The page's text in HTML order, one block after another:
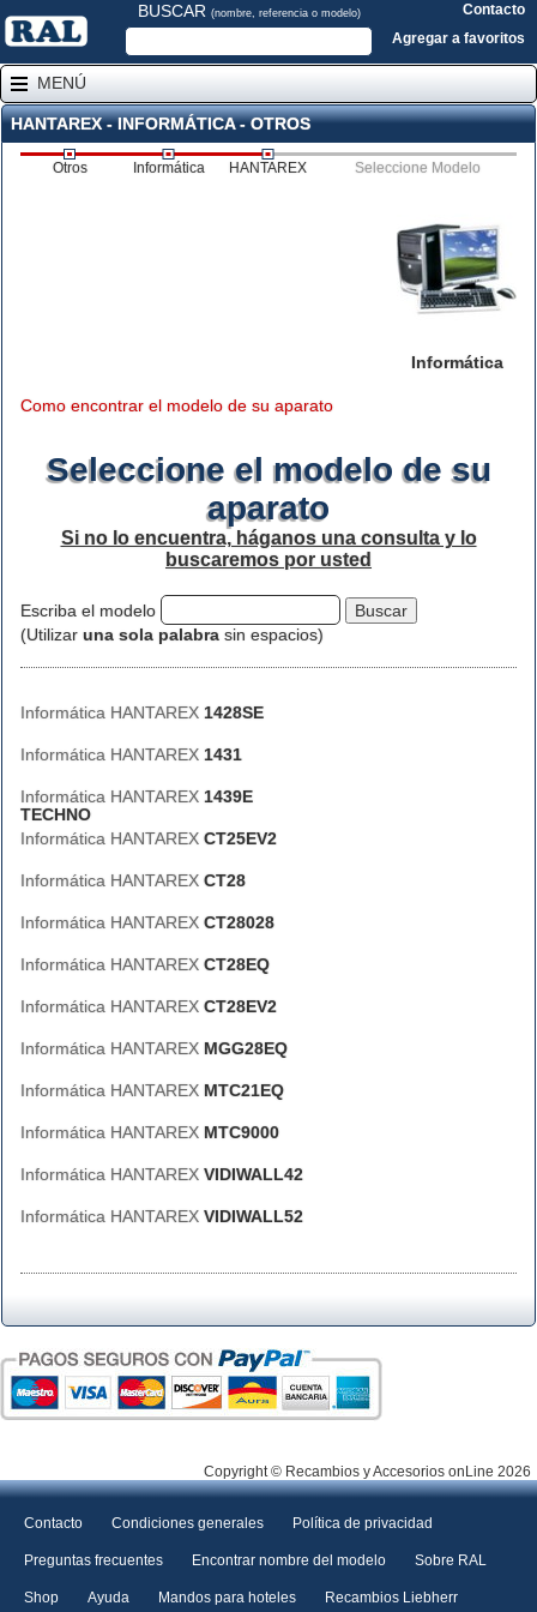
BUSCAR (nombre, referencia o modelo)
Contacto
Agregar a favoritos
MENÚ
HANTAREX - INFORMÁTICA - OTROS
Otros Informática HANTAREX Seleccione Modelo
Informática
Como encontrar el modelo de su aparato
Seleccione el modelo de su
aparato
Si no lo encuentra, háganos una consulta y lo
buscaremos por usted
Escriba el modelo
(Utilizar una sola palabra sin espacios)
Informática HANTAREX 1428SE
Informática HANTAREX 1431
Informática HANTAREX 1439E
TECHNO
Informática HANTAREX CT25EV2
Informática HANTAREX CT28
Informática HANTAREX CT28028
Informática HANTAREX CT28EQ
Informática HANTAREX CT28EV2
Informática HANTAREX MGG28EQ
Informática HANTAREX MTC21EQ
Informática HANTAREX MTC9000
Informática HANTAREX VIDIWALL42
Informática HANTAREX VIDIWALL52
Copyright © Recambios y Accesorios onLine 2026
Contacto Condiciones generales Política de privacidad
Preguntas frecuentes Encontrar nombre del modelo Sobre RAL
Shop Ayuda Mandos para hoteles Recambios Liebherr